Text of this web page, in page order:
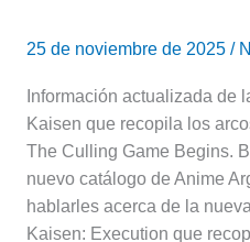
25 de noviembre de 2025 /
Información actualizada de
Kaisen que recopila los
The Culling Game Begins.
nuevo catálogo de Anime
hablarles acerca de la
Kaisen: Execution que